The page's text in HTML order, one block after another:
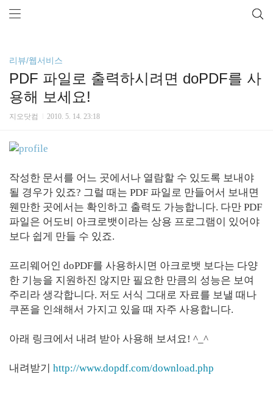
리뷰/웹서비스
PDF 파일로 출력하시려면 doPDF를 사
용해 보세요!
지오닷컴 2010. 5. 14. 23:18
작성한 문서를 어느 곳에서나 열람할 수 있도록 보내야
될 경우가 있죠? 그럴 때는 PDF 파일로 만들어서 보내면
웬만한 곳에서는 확인하고 출력도 가능합니다. 다만 PDF
파일은 어도비 아크로뱃이라는 상용 프로그램이 있어야
보다 쉽게 만들 수 있죠.
프리웨어인 doPDF를 사용하시면 아크로뱃 보다는 다양
한 기능을 지원하진 않지만 필요한 만큼의 성능은 보여
주리라 생각합니다. 저도 서식 그대로 자료를 보낼 때나
쿠폰을 인쇄해서 가지고 있을 때 자주 사용합니다.
아래 링크에서 내려 받아 사용해 보셔요! ^_^
내려받기 http://www.dopdf.com/download.php